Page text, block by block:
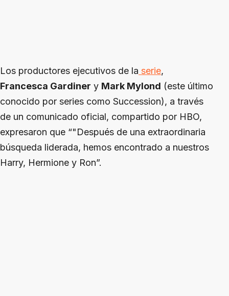
Los productores ejecutivos de la serie,
Francesca Gardiner y Mark Mylond (este último
conocido por series como Succession), a través
de un comunicado oficial, compartido por HBO,
expresaron que “"Después de una extraordinaria
búsqueda liderada, hemos encontrado a nuestros
Harry, Hermione y Ron”.